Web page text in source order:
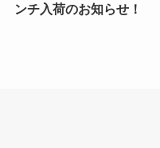
ンチ入荷のお知らせ！